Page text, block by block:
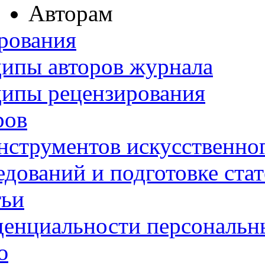
Авторам
авторов журнала
рецензирования
и подготовке